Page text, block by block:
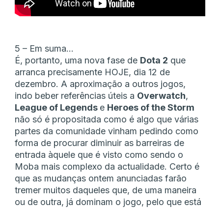
5 – Em suma…
É, portanto, uma nova fase de Dota 2 que
arranca precisamente HOJE, dia 12 de
dezembro. A aproximação a outros jogos,
indo beber referências úteis a Overwatch,
League of Legends e Heroes of the Storm
não só é propositada como é algo que várias
partes da comunidade vinham pedindo como
forma de procurar diminuir as barreiras de
entrada àquele que é visto como sendo o
Moba mais complexo da actualidade. Certo é
que as mudanças ontem anunciadas farão
tremer muitos daqueles que, de uma maneira
ou de outra, já dominam o jogo, pelo que está